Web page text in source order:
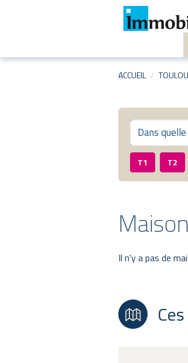
ACCUEIL
T1 T2
Il n'y a pas de